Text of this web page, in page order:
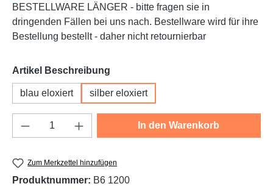
BESTELLWARE LÄNGER - bitte fragen sie in
dringenden Fällen bei uns nach. Bestellware wird für ihre
Bestellung bestellt - daher nicht retournierbar
Artikel Beschreibung
blau eloxiert silber eloxiert
Produkt Anzahl: Gib den gewünschten
In den Warenkorb
Zum Merkzettel hinzufügen
Produktnummer: B6 1200